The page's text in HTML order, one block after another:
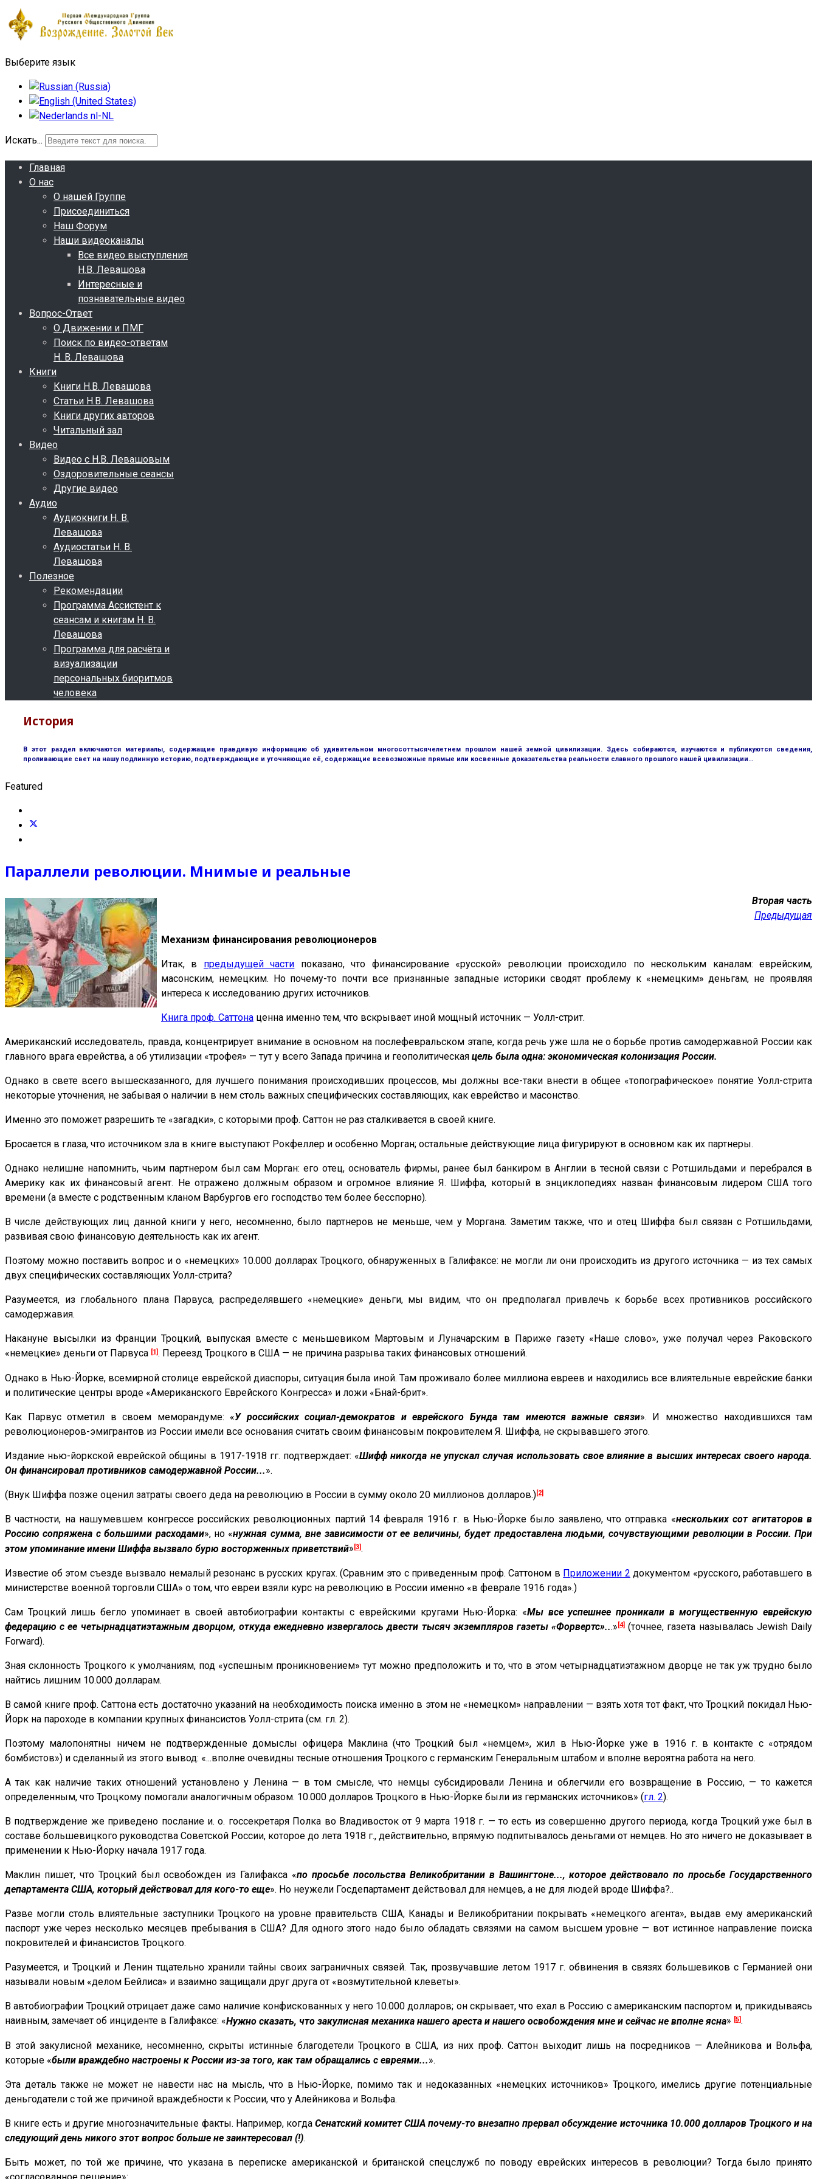
Выберите язык
Искать...
Главная
О нас
О нашей Группе
Присоединиться
Наш Форум
Наши видеоканалы
Все видео выступления
Н.В. Левашова
Интересные и
познавательные видео
Вопрос-Ответ
О Движении и ПМГ
Поиск по видео-ответам
Н. В. Левашова
Книги
Книги Н.В. Левашова
Статьи Н.В. Левашова
Книги других авторов
Читальный зал
Видео
Видео с Н.В. Левашовым
Оздоровительные сеансы
Другие видео
Аудио
Аудиокниги Н. В.
Левашова
Аудиостатьи Н. В.
Левашова
Полезное
Рекомендации
Программа Ассистент к
сеансам и книгам Н. В.
Левашова
Программа для расчёта и
визуализации
персональных биоритмов
человека
История
В этот раздел включаются материалы, содержащие правдивую информацию об удивительном многосоттысячелетнем прошлом нашей земной цивилизации. Здесь собираются, изучаются и публикуются сведения,
проливающие свет на нашу подлинную историю, подтверждающие и уточняющие её, содержащие всевозможные прямые или косвенные доказательства реальности славного прошлого нашей цивилизации…
Featured
Параллели революции. Мнимые и реальные
Вторая часть
Предыдущая
Механизм финансирования революционеров
Итак, в предыдущей части показано, что финансирование «русской» революции происходило по нескольким каналам: еврейским,
масонским, немецким. Но почему-то почти все признанные западные историки сводят проблему к «немецким» деньгам, не проявляя
интереса к исследованию других источников.
Книга проф. Саттона ценна именно тем, что вскрывает иной мощный источник — Уолл-стрит.
Американский исследователь, правда, концентрирует внимание в основном на послефевральском этапе, когда речь уже шла не о борьбе против самодержавной России как
главного врага еврейства, а об утилизации «трофея» — тут у всего Запада причина и геополитическая цель была одна: экономическая колонизация России.
Однако в свете всего вышесказанного, для лучшего понимания происходивших процессов, мы должны все-таки внести в общее «топографическое» понятие Уолл-стрита
некоторые уточнения, не забывая о наличии в нем столь важных специфических составляющих, как еврейство и масонство.
Именно это поможет разрешить те «загадки», с которыми проф. Саттон не раз сталкивается в своей книге.
Бросается в глаза, что источником зла в книге выступают Рокфеллер и особенно Морган; остальные действующие лица фигурируют в основном как их партнеры.
Однако нелишне напомнить, чьим партнером был сам Морган: его отец, основатель фирмы, ранее был банкиром в Англии в тесной связи с Ротшильдами и перебрался в
Америку как их финансовый агент. Не отражено должным образом и огромное влияние Я. Шиффа, который в энциклопедиях назван финансовым лидером США того
времени (а вместе с родственным кланом Варбургов его господство тем более бесспорно).
В числе действующих лиц данной книги у него, несомненно, было партнеров не меньше, чем у Моргана. Заметим также, что и отец Шиффа был связан с Ротшильдами,
развивая свою финансовую деятельность как их агент.
Поэтому можно поставить вопрос и о «немецких» 10.000 долларах Троцкого, обнаруженных в Галифаксе: не могли ли они происходить из другого источника — из тех самых
двух специфических составляющих Уолл-стрита?
Разумеется, из глобального плана Парвуса, распределявшего «немецкие» деньги, мы видим, что он предполагал привлечь к борьбе всех противников российского
самодержавия.
Накануне высылки из Франции Троцкий, выпуская вместе с меньшевиком Мартовым и Луначарским в Париже газету «Наше слово», уже получал через Раковского
«немецкие» деньги от Парвуса [1]. Переезд Троцкого в США — не причина разрыва таких финансовых отношений.
Однако в Нью-Йорке, всемирной столице еврейской диаспоры, ситуация была иной. Там проживало более миллиона евреев и находились все влиятельные еврейские банки
и политические центры вроде «Американского Еврейского Конгресса» и ложи «Бнай-брит».
Как Парвус отметил в своем меморандуме: «У российских социал-демократов и еврейского Бунда там имеются важные связи». И множество находившихся там
революционеров-эмигрантов из России имели все основания считать своим финансовым покровителем Я. Шиффа, не скрывавшего этого.
Издание нью-йоркской еврейской общины в 1917-1918 гг. подтверждает: «Шифф никогда не упускал случая использовать свое влияние в высших интересах своего народа.
Он финансировал противников самодержавной России...».
(Внук Шиффа позже оценил затраты своего деда на революцию в России в сумму около 20 миллионов долларов.)[2]
В частности, на нашумевшем конгрессе российских революционных партий 14 февраля 1916 г. в Нью-Йорке было заявлено, что отправка «нескольких сот агитаторов в
Россию сопряжена с большими расходами», но «нужная сумма, вне зависимости от ее величины, будет предоставлена людьми, сочувствующими революции в России. При
этом упоминание имени Шиффа вызвало бурю восторженных приветствий» [3].
Известие об этом съезде вызвало немалый резонанс в русских кругах. (Сравним это с приведенным проф. Саттоном в Приложении 2 документом «русского, работавшего в
министерстве военной торговли США» о том, что евреи взяли курс на революцию в России именно «в феврале 1916 года».)
Сам Троцкий лишь бегло упоминает в своей автобиографии контакты с еврейскими кругами Нью-Йорка: «Мы все успешнее проникали в могущественную еврейскую
федерацию с ее четырнадцатиэтажным дворцом, откуда ежедневно извергалось двести тысяч экземпляров газеты «Форвертс»...» [4] (точнее, газета называлась Jewish Daily
Forward).
Зная склонность Троцкого к умолчаниям, под «успешным проникновением» тут можно предположить и то, что в этом четырнадцатиэтажном дворце не так уж трудно было
найтись лишним 10.000 долларам.
В самой книге проф. Саттона есть достаточно указаний на необходимость поиска именно в этом не «немецком» направлении — взять хотя тот факт, что Троцкий покидал Нью-
Йорк на пароходе в компании крупных финансистов Уолл-стрита (см. гл. 2).
Поэтому малопонятны ничем не подтвержденные домыслы офицера Маклина (что Троцкий был «немцем», жил в Нью-Йорке уже в 1916 г. в контакте с «отрядом
бомбистов») и сделанный из этого вывод: «...вполне очевидны тесные отношения Троцкого с германским Генеральным штабом и вполне вероятна работа на него.
А так как наличие таких отношений установлено у Ленина — в том смысле, что немцы субсидировали Ленина и облегчили его возвращение в Россию, — то кажется
определенным, что Троцкому помогали аналогичным образом. 10.000 долларов Троцкого в Нью-Йорке были из германских источников» (гл. 2).
В подтверждение же приведено послание и. о. госсекретаря Полка во Владивосток от 9 марта 1918 г. — то есть из совершенно другого периода, когда Троцкий уже был в
составе большевицкого руководства Советской России, которое до лета 1918 г., действительно, впрямую подпитывалось деньгами от немцев. Но это ничего не доказывает в
применении к Нью-Йорку начала 1917 года.
Маклин пишет, что Троцкий был освобожден из Галифакса «по просьбе посольства Великобритании в Вашингтоне..., которое действовало по просьбе Государственного
департамента США, который действовал для кого-то еще». Но неужели Госдепартамент действовал для немцев, а не для людей вроде Шиффа?..
Разве могли столь влиятельные заступники Троцкого на уровне правительств США, Канады и Великобритании покрывать «немецкого агента», выдав ему американский
паспорт уже через несколько месяцев пребывания в США? Для одного этого надо было обладать связями на самом высшем уровне — вот истинное направление поиска
покровителей и финансистов Троцкого.
Разумеется, и Троцкий и Ленин тщательно хранили тайны своих заграничных связей. Так, прозвучавшие летом 1917 г. обвинения в связях большевиков с Германией они
называли новым «делом Бейлиса» и взаимно защищали друг друга от «возмутительной клеветы».
В автобиографии Троцкий отрицает даже само наличие конфискованных у него 10.000 долларов; он скрывает, что ехал в Россию с американским паспортом и, прикидываясь
наивным, замечает об инциденте в Галифаксе: «Нужно сказать, что закулисная механика нашего ареста и нашего освобождения мне и сейчас не вполне ясна» [5].
В этой закулисной механике, несомненно, скрыты истинные благодетели Троцкого в США, из них проф. Саттон выходит лишь на посредников — Алейникова и Вольфа,
которые «были враждебно настроены к России из-за того, как там обращались с евреями...».
Эта деталь также не может не навести нас на мысль, что в Нью-Йорке, помимо так и недоказанных «немецких источников» Троцкого, имелись другие потенциальные
деньгодатели с той же причиной враждебности к России, что у Алейникова и Вольфа.
В книге есть и другие многозначительные факты. Например, когда Сенатский комитет США почему-то внезапно прервал обсуждение источника 10.000 долларов Троцкого и на
следующий день никого этот вопрос больше не заинтересовал (!).
Быть может, по той же причине, что указана в переписке американской и британской спецслужб по поводу еврейских интересов в революции? Тогда было принято
«согласованное решение»: